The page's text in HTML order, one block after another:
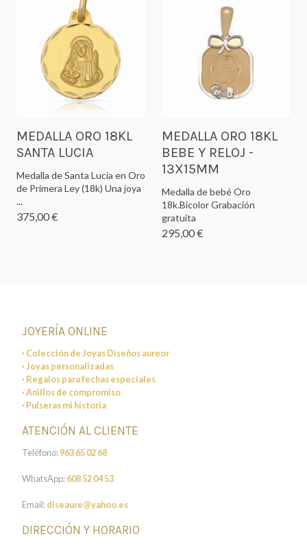
MEDALLA ORO 18KL
SANTA LUCIA
Medalla de Santa Lucía en Oro
de Primera Ley (18k) Una joya
...
375,00 €
MEDALLA ORO 18KL
BEBE Y RELOJ -
13X15MM
Medalla de bebé Oro
18k.Bicolor Grabación
gratuita
295,00 €
JOYERÍA ONLINE
· Colección de Joyas Diseños aureor
· Joyas personalizadas
· Regalos para fechas especiales
· Anillos de compromiso
· Pulseras mi historia
ATENCIÓN AL CLIENTE
Teléfono:963 65 02 68
WhatsApp:608 52 04 53
Email:diseaure@yahoo.es
DIRECCIÓN Y HORARIO